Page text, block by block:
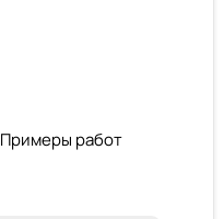
Примеры работ